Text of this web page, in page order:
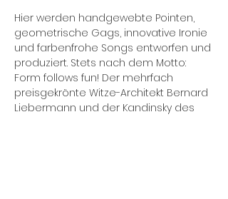
Hier werden handgewebte Pointen,
geometrische Gags, innovative Ironie
und farbenfrohe Songs entworfen und
produziert. Stets nach dem Motto:
Form follows fun! Der mehrfach
preisgekrönte Witze-Architekt Bernard
Liebermann und der Kandinsky des